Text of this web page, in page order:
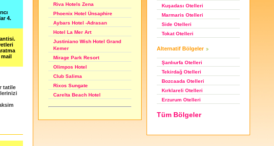
4.
mail
tatile
Riva Hotels Zena
Phoenix Hotel Ünsaphire
Aybars Hotel -Adrasan
Hotel La Mer Art
Justiniano Wish Hotel Grand
Kemer
Mirage Park Resort
Olimpos Hotel
Club Salima
Rixos Sungate
Carelta Beach Hotel
Kuşadası Otelleri
Marmaris Otelleri
Side Otelleri
Tokat Otelleri
Alternatif Bölgeler
Şanlıurfa Otelleri
Tekirdağ Otelleri
Bozcaada Otelleri
Kırklareli Otelleri
Erzurum Otelleri
Tüm Bölgeler